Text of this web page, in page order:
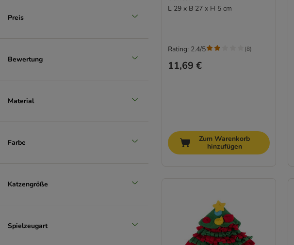
Preis
Bewertung
Material
Farbe
Katzengröße
Spielzeugart
L 29 x B 27 x H 5 cm
11,69 €
Rating: 2.4/5 (8)
Zum Warenkorb
hinzufügen